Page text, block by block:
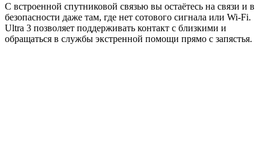
С встроенной спутниковой связью вы остаётесь на связи и в
безопасности даже там, где нет сотового сигнала или Wi-Fi.
Ultra 3 позволяет поддерживать контакт с близкими и
обращаться в службы экстренной помощи прямо с запястья.